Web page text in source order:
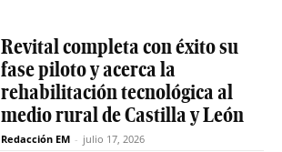
Revital completa con éxito su
fase piloto y acerca la
rehabilitación tecnológica al
medio rural de Castilla y León
Redacción EM - julio 17, 2026